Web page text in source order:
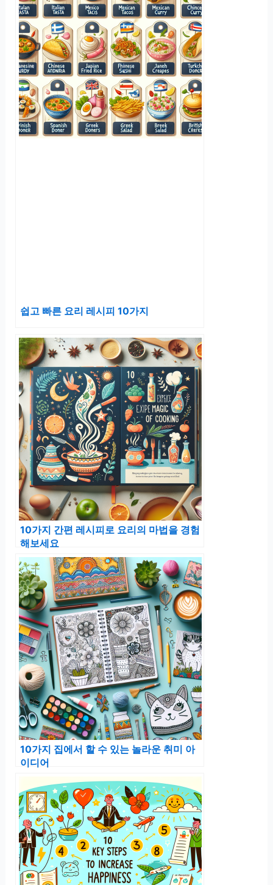
쉽고 빠른 요리 레시피 10가지
10가지 간편 레시피로 요리의 마법을 경험
해보세요
10가지 집에서 할 수 있는 놀라운 취미 아
이디어